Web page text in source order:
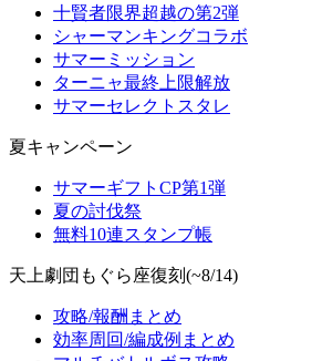
十賢者限界超越の第2弾
シャーマンキングコラボ
サマーミッション
ターニャ最終上限解放
サマーセレクトスタレ
夏キャンペーン
サマーギフトCP第1弾
夏の討伐祭
無料10連スタンプ帳
天上劇団もぐら座復刻(~8/14)
攻略/報酬まとめ
効率周回/編成例まとめ